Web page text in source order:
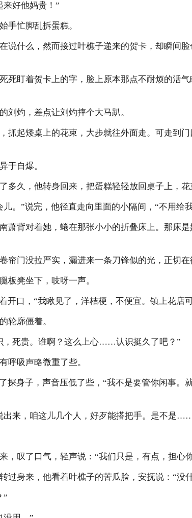
来好他妈贵！”
手忙脚乱拆蛋糕。
说什么，然而接过叶樵子递来的贺卡，却瞬间
死盯着贺卡上的字，脸上原本那点不耐烦的活
刘灼，差点让刘灼摔个大马趴。
抓起矮桌上的花束，大步就往外面走。可走到
于自爆。
多久，他转身回来，把蛋糕轻轻放回桌子上，花
。”说完，他径直走向里面的小隔间，“不用给
萧背对着她，蜷在那张小小的折叠床上。那床
帘门没拉严实，漏进来一条刀锋似的光，正切在
板凳坐下，吱呀一声。
口，“我瞅见了，洋桔梗，不便宜。镇上花店
轮廓僵着。
，死贵。谁啊？这么上心……认识挺久了吧？”
呼吸声略微重了些。
探身子，声音压低了些，“我不是要管你闲事
出来，咱这儿几个人，好歹能搭把手。是不是
，叹了口气，轻声说：“我们只是，有点，担心
过身来，他看着叶樵子的苦瓜脸，安抚说：“没
”